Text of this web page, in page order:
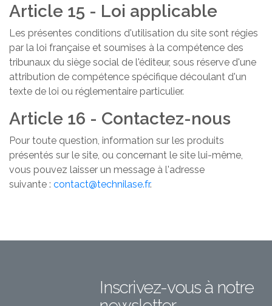
Article 15 - Loi applicable
Les présentes conditions d'utilisation du site sont régies
par la loi française et soumises à la compétence des
tribunaux du siège social de l'éditeur, sous réserve d'une
attribution de compétence spécifique découlant d'un
texte de loi ou réglementaire particulier.
Article 16 - Contactez-nous
Pour toute question, information sur les produits
présentés sur le site, ou concernant le site lui-même,
vous pouvez laisser un message à l'adresse
suivante : contact@technilase.fr.
Inscrivez-vous à notre